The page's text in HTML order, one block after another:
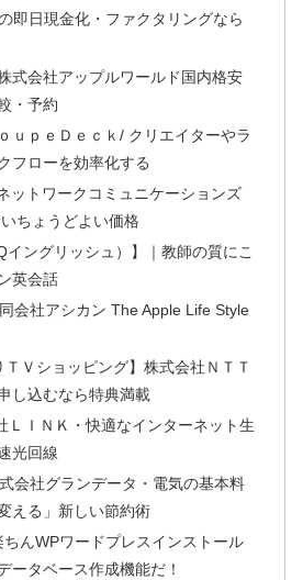
即日現金化・ファクタリングなら
式会社アップルワールド国内格安
・予約
ｕｐｅＤｅｃｋ/ クリエイターやラ
フローを効率化する
ットワークコミュニケーションズ
ちょうどよい価格
イングリッシュ）】｜教師の質にこ
英会話
会社アシカン The Apple Life Style
ＴＶショッピング】株式会社ＮＴＴ
し込むなら特典満載
ＬＩＮＫ・快適なインターネット生
光回線
会社グランデータ・電気の基本料
える」新しい節約術
ちんWPワードプレスインストール
ータベース作成機能だ！